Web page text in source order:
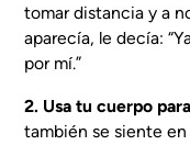
tomar distancia y a
aparecía, le decía:
por mí.”
2. Usa tu cuerpo
también se siente